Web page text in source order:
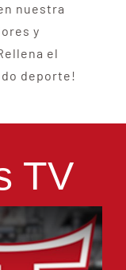
nuestra
y
el
deporte!
TV